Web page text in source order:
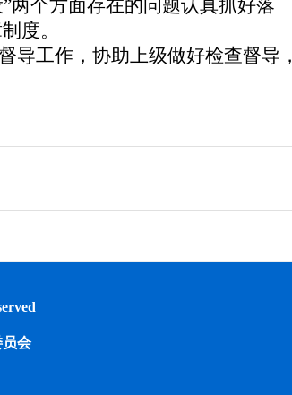
两个方面存在的问题认真抓好落
度。
导工作，协助上级做好检查督导，
员会